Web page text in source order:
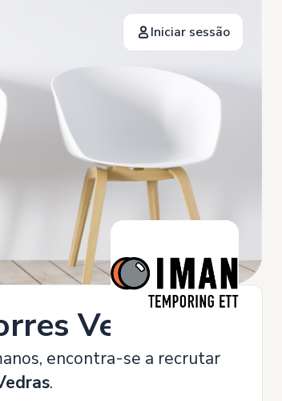
Iniciar sessão
Vedras
encontra-se a recrutar
.